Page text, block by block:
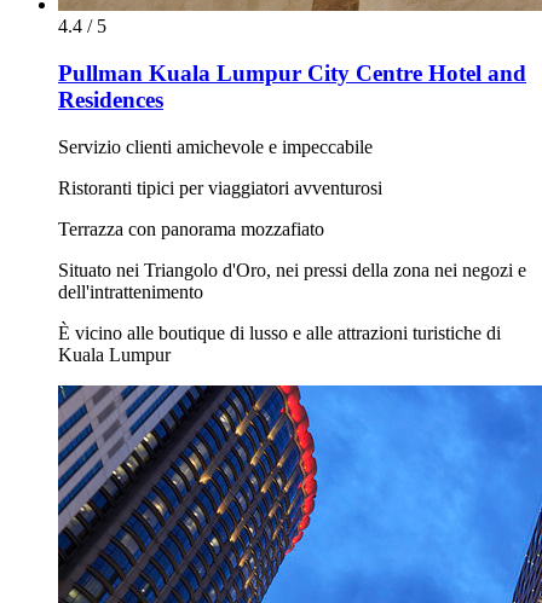
4.4 / 5
Pullman Kuala Lumpur City Centre Hotel and
Residences
Servizio clienti amichevole e impeccabile
Ristoranti tipici per viaggiatori avventurosi
Terrazza con panorama mozzafiato
Situato nei Triangolo d'Oro, nei pressi della zona nei negozi e
dell'intrattenimento
È vicino alle boutique di lusso e alle attrazioni turistiche di
Kuala Lumpur